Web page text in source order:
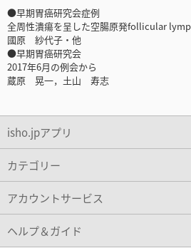
●早期胃癌研究会症例
全周性潰瘍を呈した空腸原発follicular
國原 紗代子・他
●早期胃癌研究会
2017年6月の例会から
蔵原 晃一，土山 寿志
isho.jpアプリ
カテゴリー
アカウントサービス
ヘルプ＆ガイド